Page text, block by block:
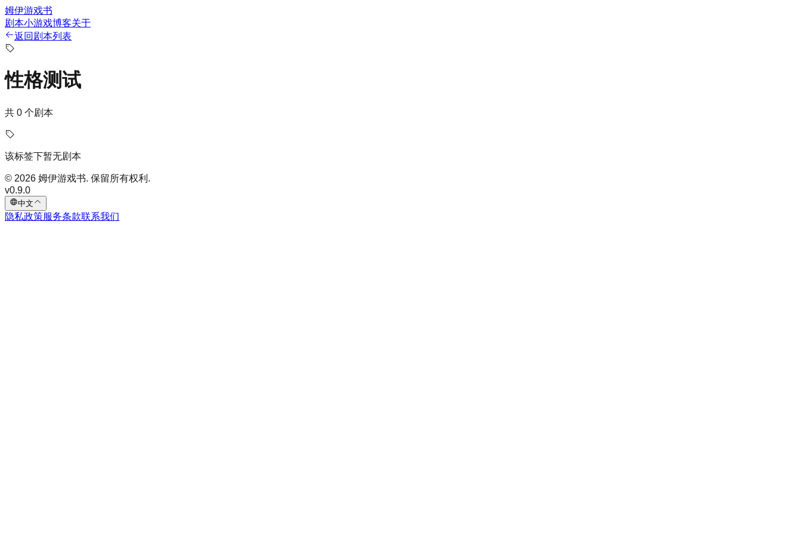
姆伊游戏书
剧本小游戏博客关于
返回剧本列表
性格测试
共 0 个剧本
该标签下暂无剧本
© 2026 姆伊游戏书. 保留所有权利.
v0.9.0
中文
隐私政策服务条款联系我们